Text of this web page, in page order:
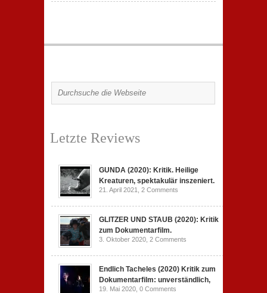
Letzte Reviews
GUNDA (2020): Kritik. Heilige
Kreaturen, spektakulär inszeniert.
21. April 2021, 2 Comments
GLITZER UND STAUB (2020): Kritik
zum Dokumentarfilm.
3. Oktober 2020, 2 Comments
Endlich Tacheles (2020) Kritik zum
Dokumentarfilm: unverständlich,
19. Mai 2020, 0 Comments